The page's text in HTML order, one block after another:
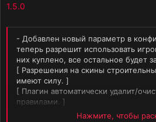
1.5.0
- Добавлен новый параметр в
теперь разрешит использовать
них куплено, все остальное будет
[ Разрешения на скины
имеют силу. ]
[ Плагин автоматически удалит/
правилами. ]
- Добавлена визуальная
Нажмите, чтобы